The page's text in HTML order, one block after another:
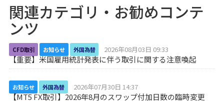
関連カテゴリ・お勧めコンテ
ンツ
CFD取引 お知らせ 外国為替 2026年08月03日 09:33
【重要】米国雇用統計発表に伴う取引に関する注意喚起
お知らせ 外国為替 2026年07月30日 14:37
【MT5 FX取引】2026年8月のスワップ付加日数の臨時変更